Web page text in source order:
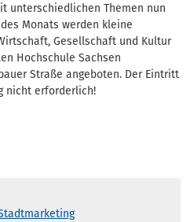
unterschiedlichen Themen nun
Monats werden kleine
Gesellschaft und Kultur
Hochschule Sachsen
Straße angeboten. Der Eintritt
nicht erforderlich!